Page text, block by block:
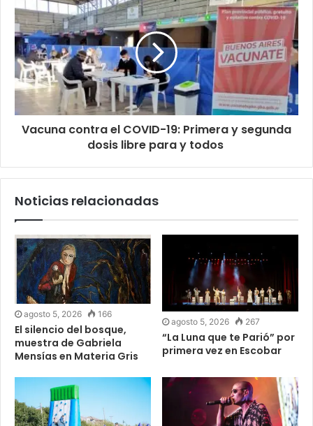
Vacuna contra el COVID-19: Primera y segunda
dosis libre para y todos
Noticias relacionadas
agosto 5, 2026 166
El silencio del bosque,
muestra de Gabriela
Mensías en Materia Gris
agosto 5, 2026 267
“La Luna que te Parió” por
primera vez en Escobar